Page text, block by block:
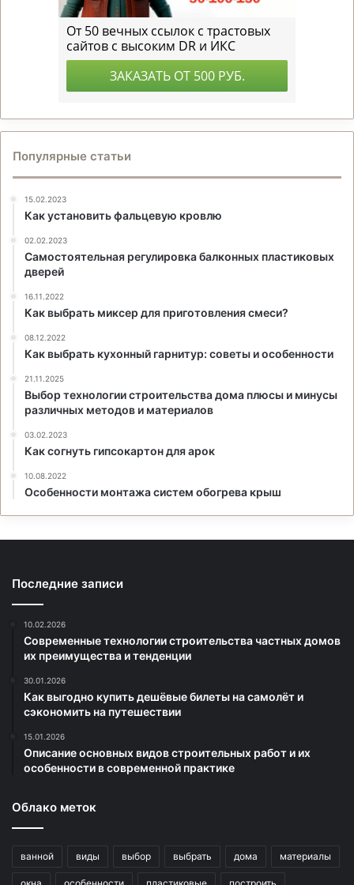
Популярные статьи
15.02.2023
Как установить фальцевую кровлю
02.02.2023
Самостоятельная регулировка балконных пластиковых
дверей
16.11.2022
Как выбрать миксер для приготовления смеси?
08.12.2022
Как выбрать кухонный гарнитур: советы и особенности
21.11.2025
Выбор технологии строительства дома плюсы и минусы
различных методов и материалов
03.02.2023
Как согнуть гипсокартон для арок
10.08.2022
Особенности монтажа систем обогрева крыш
Последние записи
10.02.2026
Современные технологии строительства частных домов
их преимущества и тенденции
30.01.2026
Как выгодно купить дешёвые билеты на самолёт и
сэкономить на путешествии
15.01.2026
Описание основных видов строительных работ и их
особенности в современной практике
Облако меток
ванной виды выбор выбрать дома материалы